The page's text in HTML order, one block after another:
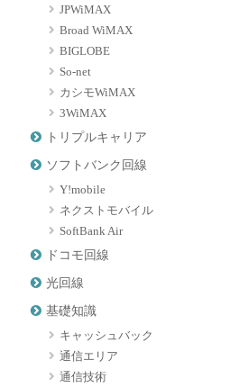
JPWiMAX
Broad WiMAX
BIGLOBE
So-net
カシモWiMAX
3WiMAX
トリプルキャリア
ソフトバンク回線
Y!mobile
ネクストモバイル
SoftBank Air
ドコモ回線
光回線
基礎知識
キャッシュバック
通信エリア
通信技術